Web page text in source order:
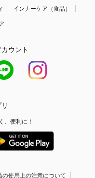
インナーケア（食品）
ウント
、便利に！
の使用上の注意について